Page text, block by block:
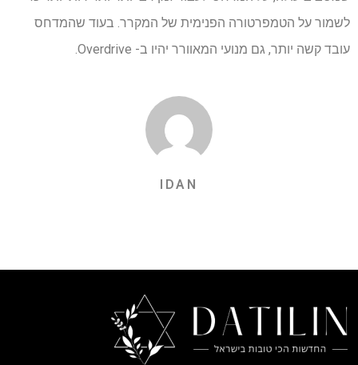
לשמור על הטמפרטורה הפנימית של המקרר. בעוד שהמדחס
עובד קשה יותר, גם מנועי המאוורר יהיו ב- Overdrive.
IDAN